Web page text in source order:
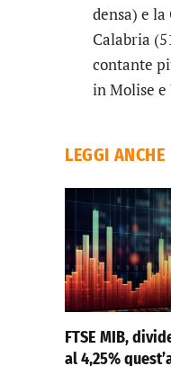
densa) e
Calabria
contante
in Molise e
LEGGI ANCHE
FTSE MIB,
al 4,25%